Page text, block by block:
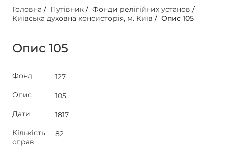
Головна / Путівник / Фонди релігійних установ /
Київська духовна консисторія, м. Київ / Опис 105
Опис 105
Фонд
127
Опис
105
Дати
1817
Кількість
справ
82